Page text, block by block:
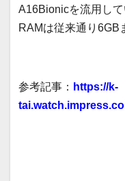
A16Bionicを流用して
RAMは従来通り6GB
参考記事： https://k-